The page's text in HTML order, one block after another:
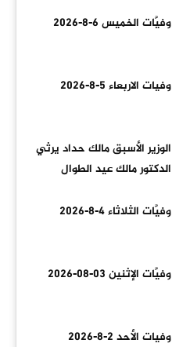
وفيَّات الخميس 6-8-2026
وفيات الاربعاء 5-8-2026
الوزير الأسبق مالك حداد يرثي
الدكتور مالك عيد الطوال
وفيَّات الثلاثاء 4-8-2026
وفيَّات الإثنين 03-08-2026
وفيات الأحد 2-8-2026